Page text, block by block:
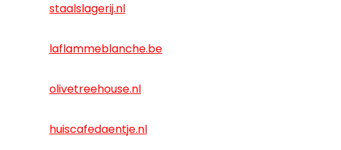
staalslagerij.nl
laflammeblanche.be
olivetreehouse.nl
huiscafedaentje.nl